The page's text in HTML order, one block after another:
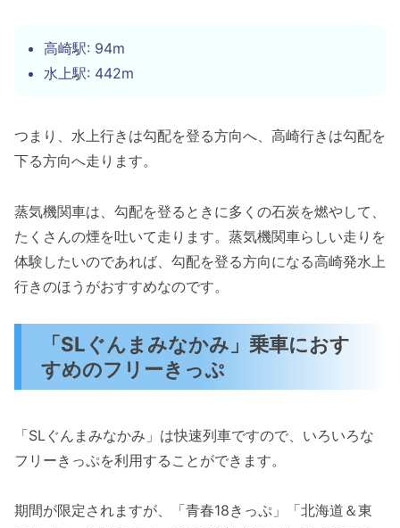
高崎駅: 94m
水上駅: 442m
つまり、水上行きは勾配を登る方向へ、高崎行きは勾配を
下る方向へ走ります。
蒸気機関車は、勾配を登るときに多くの石炭を燃やして、
たくさんの煙を吐いて走ります。蒸気機関車らしい走りを
体験したいのであれば、勾配を登る方向になる高崎発水上
行きのほうがおすすめなのです。
「SLぐんまみなかみ」乗車におす
すめのフリーきっぷ
「SLぐんまみなかみ」は快速列車ですので、いろいろな
フリーきっぷを利用することができます。
期間が限定されますが、「青春18きっぷ」「北海道＆東